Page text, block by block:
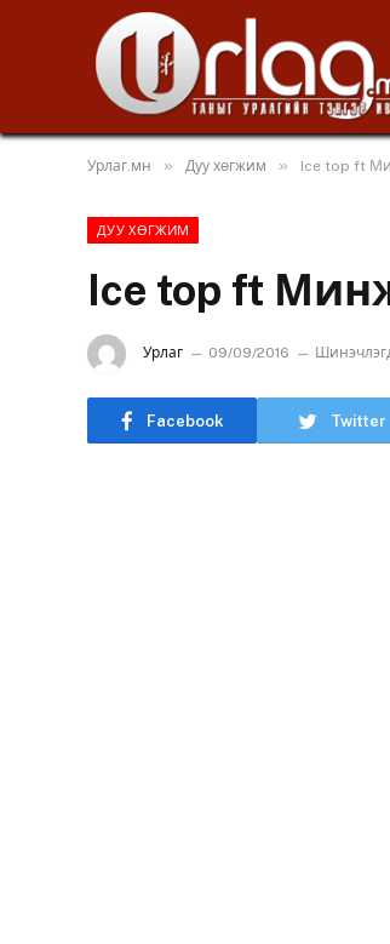
Урлаг.мн » Дуу хөгжим » Ice top ft
ДУУ ХӨГЖИМ
Ice top ft
Урлаг 09/09/2016
Facebook Twitter